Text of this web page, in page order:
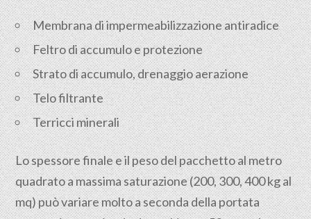
Membrana di impermeabilizzazione antiradice
Feltro di accumulo e protezione
Strato di accumulo, drenaggio aerazione
Telo filtrante
Terricci minerali
Lo spessore finale e il peso del pacchetto al metro
quadrato a massima saturazione (200, 300, 400 kg al
mq) può variare molto a seconda della portata